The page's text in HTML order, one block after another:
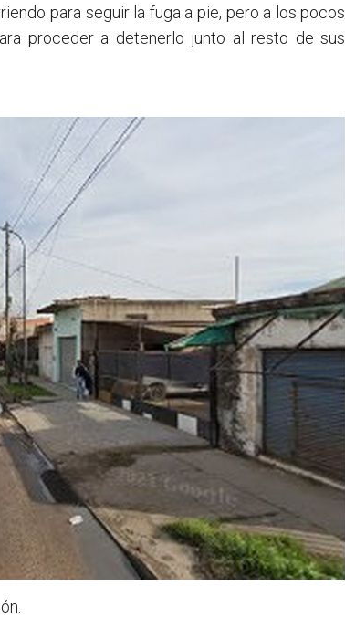
para seguir la fuga a pie, pero a los pocos
proceder a detenerlo junto al resto de sus